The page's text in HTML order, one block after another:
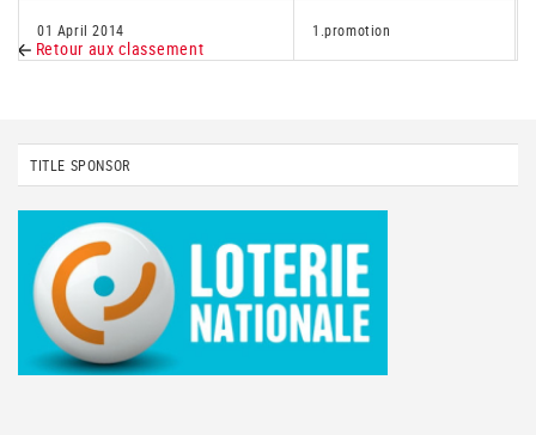
01 April 2014 1.promotion
Retour aux classement
TITLE SPONSOR